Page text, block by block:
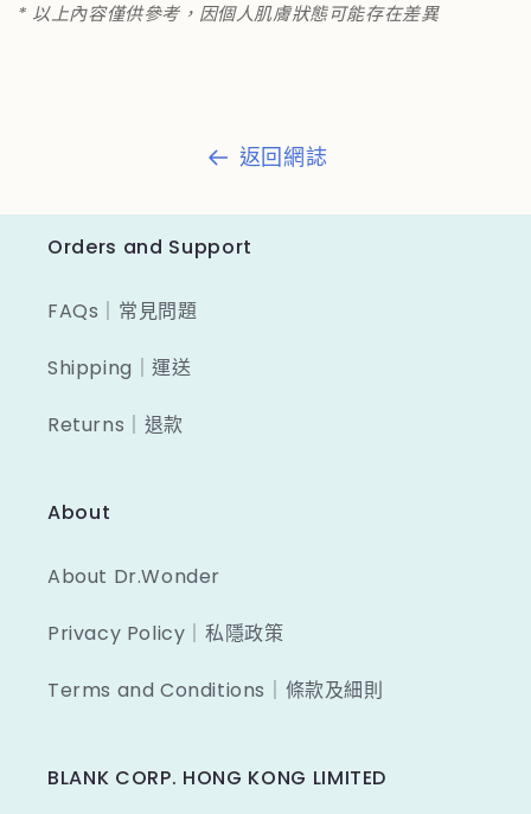
* 以上內容僅供參考，因個人肌膚狀態可能存在差異
返回網誌
Orders and Support
FAQs｜常見問題
Shipping｜運送
Returns｜退款
About
About Dr.Wonder
Privacy Policy｜私隱政策
Terms and Conditions｜條款及細則
BLANK CORP. HONG KONG LIMITED